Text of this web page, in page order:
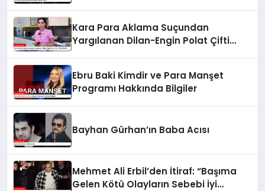
Kara Para Aklama Suçundan
Yargılanan Dilan-Engin Polat Çifti
Ebru Baki Kimdir ve Para Manşet
Programı Hakkında Bilgiler
Bayhan Gürhan’ın Baba Acısı
Mehmet Ali Erbil’den İtiraf: “Başıma
Gelen Kötü Olayların Sebebi İyi